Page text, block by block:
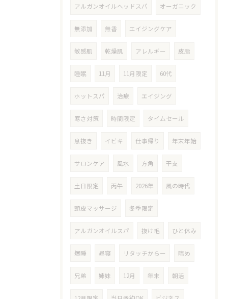
アルガンオイルヘッドスパ オーガニック
無添加 無香 エイジングケア
敏感肌 乾燥肌 アレルギー 皮脂
睡眠 11月 11月限定 60代
ホットスパ 治療 エイジング
寒さ対策 時間限定 タイムセール
息抜き イビキ 仕事帰り 年末年始
サロンケア 風水 方角 干支
土日限定 丙午 2026年 風の時代
頭皮マッサージ 冬季限定
アルガンオイルスパ 抜け毛 ひと休み
爆睡 昼寝 リタッチからー 暗め
兄弟 姉妹 12月 年末 朝活